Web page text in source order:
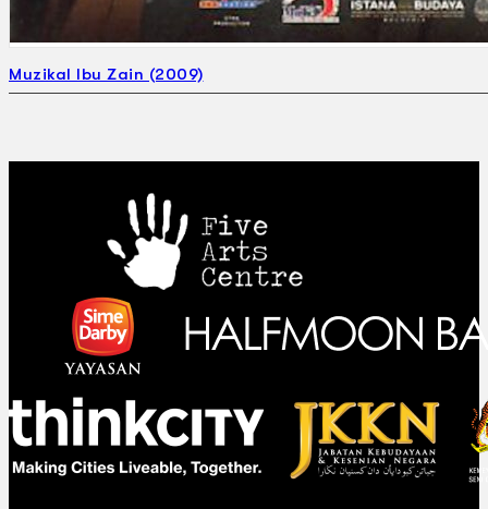
Muzikal Ibu Zain (2009)